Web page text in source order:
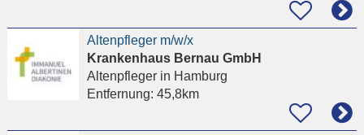
Altenpfleger m/w/x
Krankenhaus Bernau GmbH
Altenpflegerin Hamburg
Entfernung: 45,8km